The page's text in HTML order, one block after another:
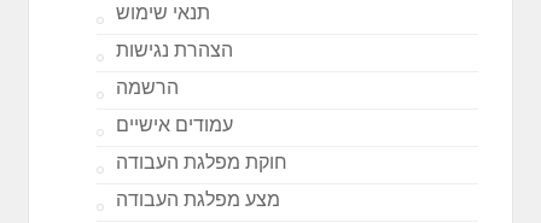
תנאי שימוש
הצהרת נגישות
הרשמה
עמודים אישיים
חוקת מפלגת העבודה
מצע מפלגת העבודה